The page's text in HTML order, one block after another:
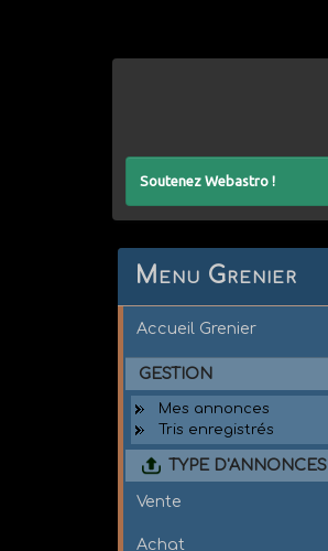
Soutenez Webastro !
Menu Grenier
Accueil Grenier
GESTION
Mes annonces
Tris enregistrés
TYPE D'ANNONCES
Vente
Achat